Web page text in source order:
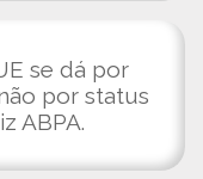
se dá por
por status
ABPA.